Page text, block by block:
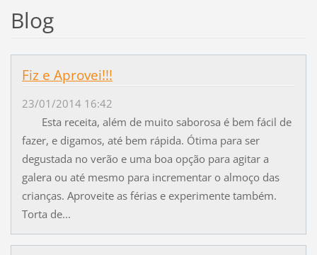
Blog
Fiz e Aprovei!!!
23/01/2014 16:42
Esta receita, além de muito saborosa é bem fácil de
fazer, e digamos, até bem rápida. Ótima para ser
degustada no verão e uma boa opção para agitar a
galera ou até mesmo para incrementar o almoço das
crianças. Aproveite as férias e experimente também.
Torta de...